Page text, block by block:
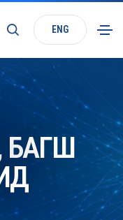
ENG
БАГШ